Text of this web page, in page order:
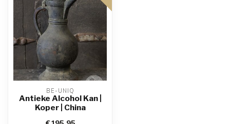
BE-UNIQ
Antieke Alcohol Kan |
Koper | China